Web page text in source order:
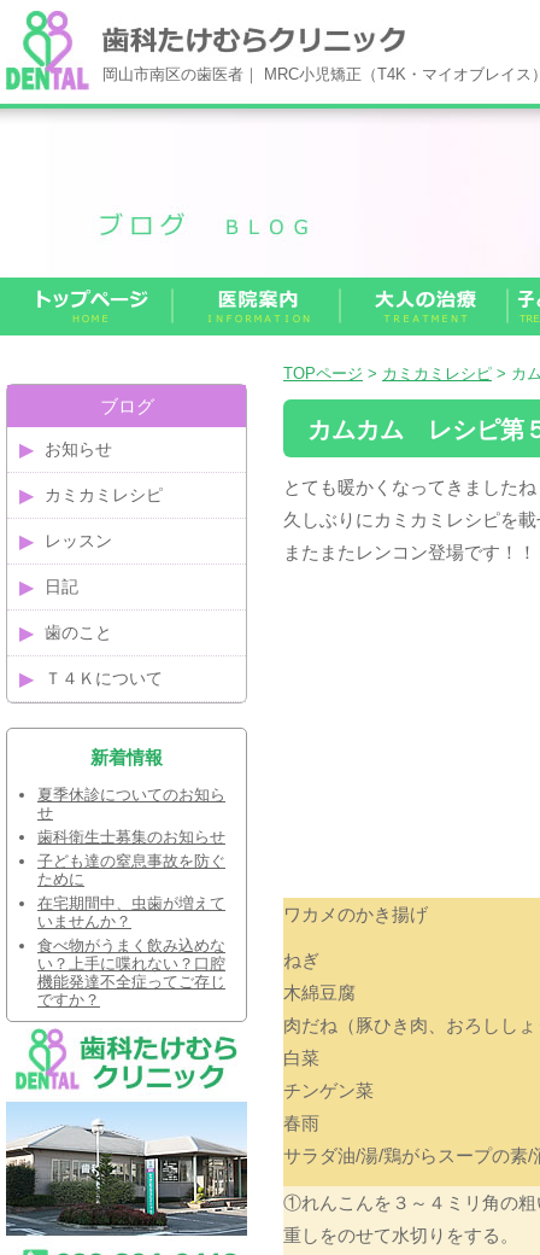
岡山市南区の歯医者｜ MRC小児矯正（T4K・マイオブレイ
TOPページ > カミカミレシピ > カ
カムカム レシピ第
とても暖かくなってきましたね
久しぶりにカミカミレシピを
またまたレンコン登場です！！
ワカメのかき揚げ
ねぎ
木綿豆腐
肉だね（豚ひき肉、おろしし
白菜
チンゲン菜
春雨
サラダ油/湯/鶏がらスープの素
①れんこんを３～４ミリ角の
重しをのせて水切りをする。
ブログ
お知らせ
カミカミレシピ
レッスン
日記
歯のこと
Ｔ４Ｋについて
新着情報
夏季休診についてのお知ら
せ
歯科衛生士募集のお知らせ
子ども達の窒息事故を防ぐ
ために
在宅期間中、虫歯が増えて
いませんか？
食べ物がうまく飲み込めな
い？上手に喋れない？口腔
機能発達不全症ってご存じ
ですか？